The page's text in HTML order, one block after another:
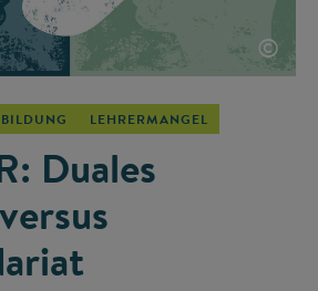
©
LEHRERMANGEL
Duales